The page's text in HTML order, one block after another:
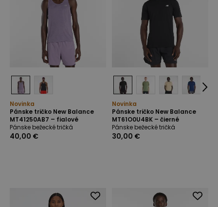
Novinka
Pánske tričko New Balance
MT41250AB7 – fialové
Pánske bežecké tričká
40,00 €
Novinka
Pánske tričko New Balance
MT61O0U4BK – čierné
Pánske bežecké tričká
30,00 €